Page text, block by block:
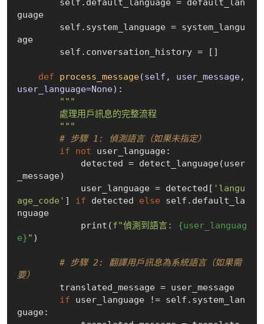
guage
age
def process_message(self, user_message,
user_language=None) :
"""
        """
# 步驟 1: 偵測語言（如果未指定）
if
not user_language:
_message)
            user_language = detected[
'langu
age_code' ] if detected else self.default_la
nguage
            print(
f"偵測到語言: {user_languag
e}" )
# 步驟 2: 翻譯用戶訊息為系統語言（如果需
要）
if user_language != self.system_lan
guage: